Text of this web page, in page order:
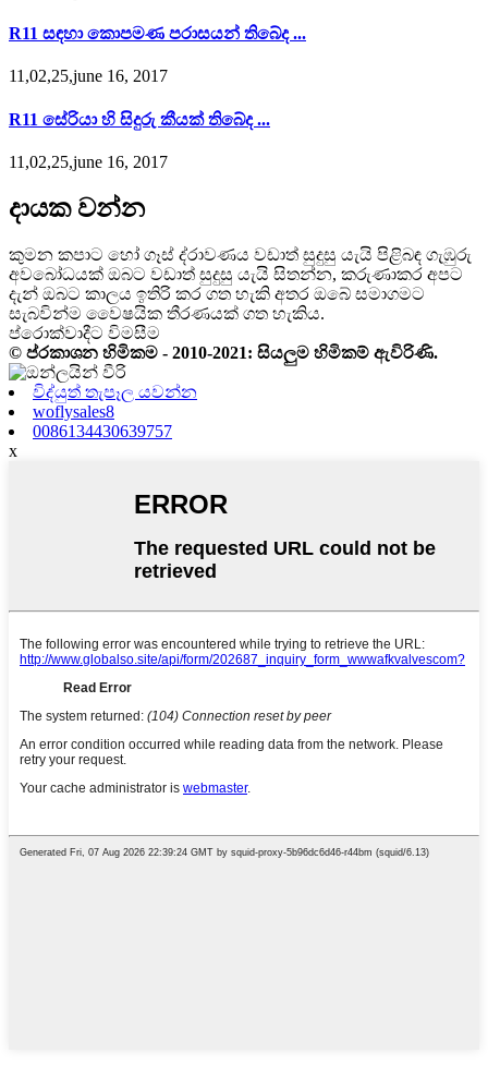
R11 සඳහා කොපමණ පරාසයන් තිබේද ...
11,02,25,june 16, 2017
R11 සේරියා හි සිදුරු කීයක් තිබේද ...
11,02,25,june 16, 2017
දායක වන්න
කුමන කපාට හෝ ගෑස් ද්රාවණය වඩාත් සුදුසු යැයි පිළිබඳ ගැඹුරු
අවබෝධයක් ඔබට වඩාත් සුදුසු යැයි සිතන්න, කරුණාකර අපට
දැන් ඔබට කාලය ඉතිරි කර ගත හැකි අතර ඔබේ සමාගමට
සැබවින්ම වෛෂයික තීරණයක් ගත හැකිය.
ප්රොක්වාදීට විමසීම
© ප්රකාශන හිමිකම - 2010-2021: සියලුම හිමිකම් ඇවිරිණි.
විද්යුත් තැපෑල යවන්න
woflysales8
0086134430639757
x